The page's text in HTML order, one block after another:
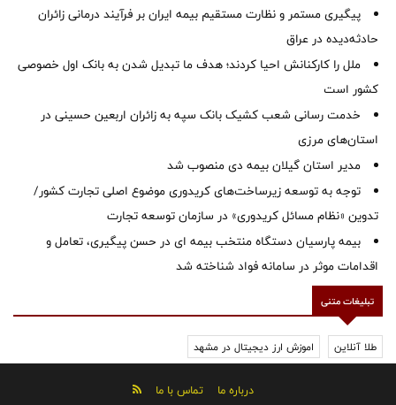
پیگیری مستمر و نظارت مستقیم بیمه ایران بر فرآیند درمانی زائران
حادثه‌دیده در عراق
ملل را کارکنانش احیا کردند؛ هدف ما تبدیل شدن به بانک اول خصوصی
کشور است
خدمت رسانی شعب کشیک بانک سپه به زائران اربعین حسینی در
استان‌‌های مرزی
‌مدیر استان گیلان بیمه دی منصوب شد
توجه به توسعه زیرساخت‌های کریدوری موضوع اصلی تجارت کشور/
تدوین «نظام مسائل کریدوری» در سازمان توسعه تجارت
بیمه پارسیان دستگاه منتخب بیمه ای در حسن پیگیری، تعامل و
اقدامات موثر در سامانه فواد شناخته شد
تبلیغات متنی
طلا آنلاین اموزش ارز دیجیتال در مشهد
درباره ما
تماس با ما